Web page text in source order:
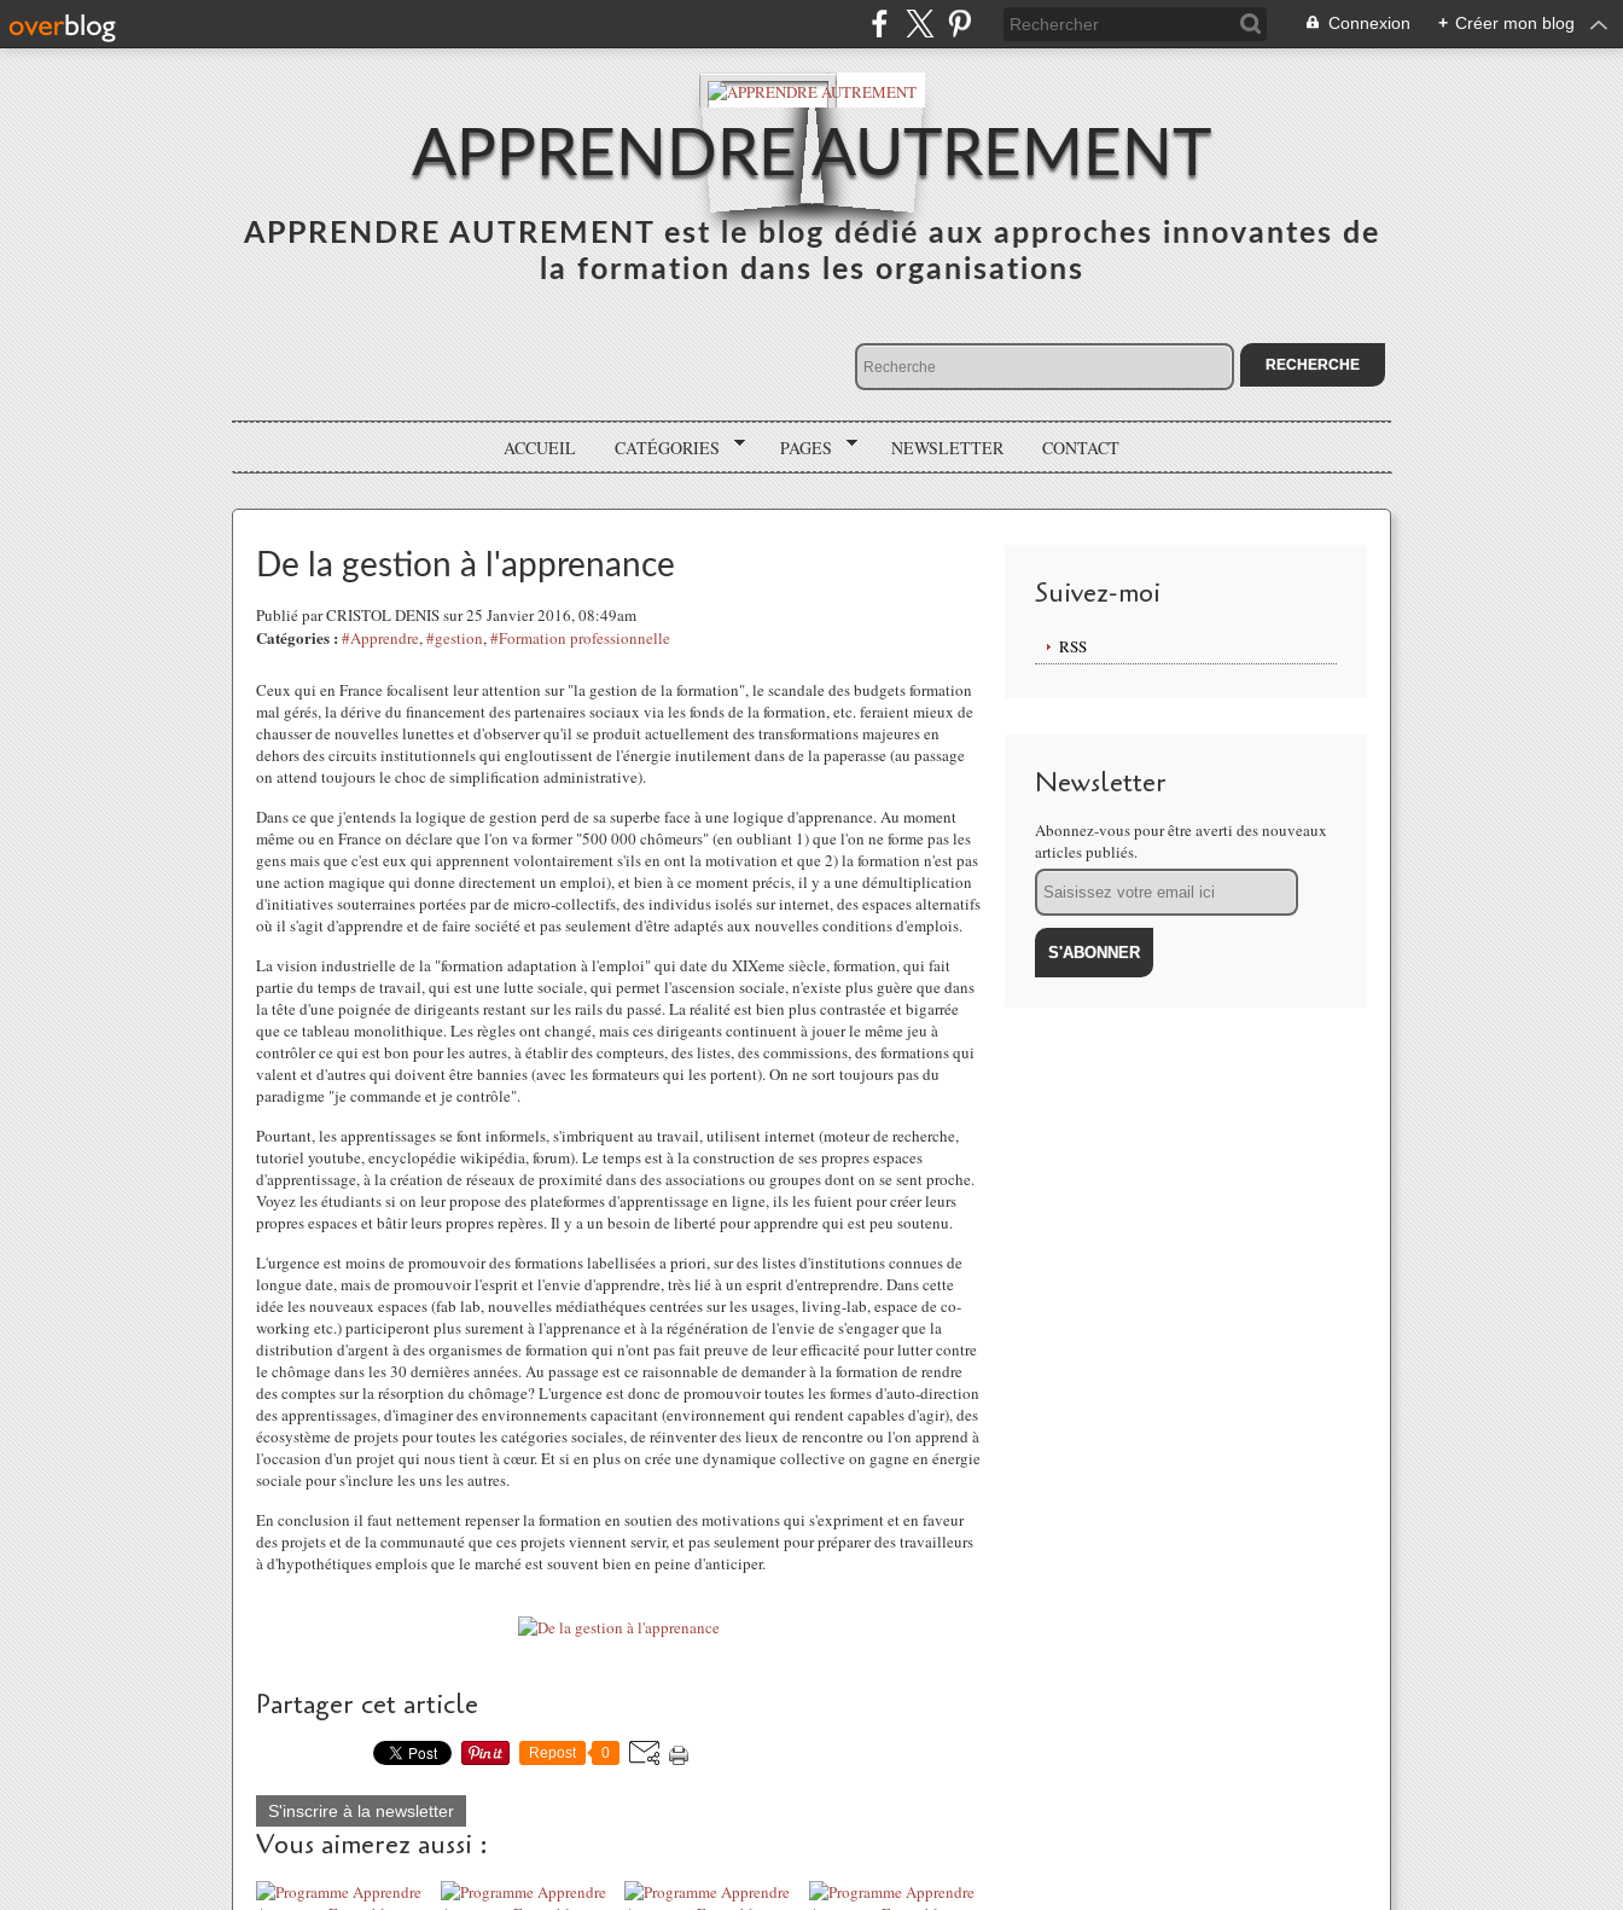
Connexion + Créer mon blog
APPRENDRE AUTREMENT
APPRENDRE AUTREMENT est le blog dédié aux approches innovantes de
la formation dans les organisations
ACCUEIL CATÉGORIES PAGES NEWSLETTER CONTACT
De la gestion à l'apprenance
Publié par CRISTOL DENIS sur 25 Janvier 2016, 08:49am
Catégories : #Apprendre,#gestion,#Formation professionnelle
Ceux qui en France focalisent leur attention sur "la gestion de la formation", le scandale des budgets formation
mal gérés, la dérive du financement des partenaires sociaux via les fonds de la formation, etc. feraient mieux de
chausser de nouvelles lunettes et d'observer qu'il se produit actuellement des transformations majeures en
dehors des circuits institutionnels qui engloutissent de l'énergie inutilement dans de la paperasse (au passage
on attend toujours le choc de simplification administrative).
Dans ce que j'entends la logique de gestion perd de sa superbe face à une logique d'apprenance. Au moment
même ou en France on déclare que l'on va former "500 000 chômeurs" (en oubliant 1) que l'on ne forme pas les
gens mais que c'est eux qui apprennent volontairement s'ils en ont la motivation et que 2) la formation n'est pas
une action magique qui donne directement un emploi), et bien à ce moment précis, il y a une démultiplication
d'initiatives souterraines portées par de micro-collectifs, des individus isolés sur internet, des espaces alternatifs
où il s'agit d'apprendre et de faire société et pas seulement d'être adaptés aux nouvelles conditions d'emplois.
La vision industrielle de la "formation adaptation à l'emploi" qui date du XIXeme siècle, formation, qui fait
partie du temps de travail, qui est une lutte sociale, qui permet l'ascension sociale, n'existe plus guère que dans
la tête d'une poignée de dirigeants restant sur les rails du passé. La réalité est bien plus contrastée et bigarrée
que ce tableau monolithique. Les règles ont changé, mais ces dirigeants continuent à jouer le même jeu à
contrôler ce qui est bon pour les autres, à établir des compteurs, des listes, des commissions, des formations qui
valent et d'autres qui doivent être bannies (avec les formateurs qui les portent). On ne sort toujours pas du
paradigme "je commande et je contrôle".
Pourtant, les apprentissages se font informels, s'imbriquent au travail, utilisent internet (moteur de recherche,
tutoriel youtube, encyclopédie wikipédia, forum). Le temps est à la construction de ses propres espaces
d'apprentissage, à la création de réseaux de proximité dans des associations ou groupes dont on se sent proche.
Voyez les étudiants si on leur propose des plateformes d'apprentissage en ligne, ils les fuient pour créer leurs
propres espaces et bâtir leurs propres repères. Il y a un besoin de liberté pour apprendre qui est peu soutenu.
L'urgence est moins de promouvoir des formations labellisées a priori, sur des listes d'institutions connues de
longue date, mais de promouvoir l'esprit et l'envie d'apprendre, très lié à un esprit d'entreprendre. Dans cette
idée les nouveaux espaces (fab lab, nouvelles médiathéques centrées sur les usages, living-lab, espace de co-
working etc.) participeront plus surement à l'apprenance et à la régénération de l'envie de s'engager que la
distribution d'argent à des organismes de formation qui n'ont pas fait preuve de leur efficacité pour lutter contre
le chômage dans les 30 dernières années. Au passage est ce raisonnable de demander à la formation de rendre
des comptes sur la résorption du chômage? L'urgence est donc de promouvoir toutes les formes d'auto-direction
des apprentissages, d'imaginer des environnements capacitant (environnement qui rendent capables d'agir), des
écosystème de projets pour toutes les catégories sociales, de réinventer des lieux de rencontre ou l'on apprend à
l'occasion d'un projet qui nous tient à cœur. Et si en plus on crée une dynamique collective on gagne en énergie
sociale pour s'inclure les uns les autres.
En conclusion il faut nettement repenser la formation en soutien des motivations qui s'expriment et en faveur
des projets et de la communauté que ces projets viennent servir, et pas seulement pour préparer des travailleurs
à d'hypothétiques emplois que le marché est souvent bien en peine d'anticiper.
Partager cet article
Repost 0
S'inscrire à la newsletter
Vous aimerez aussi :
Suivez-moi
RSS
Newsletter
Abonnez-vous pour être averti des nouveaux
articles publiés.
Email